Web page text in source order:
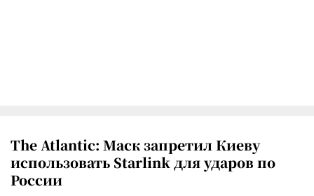
The Atlantic: Маск запретил Киеву
использовать Starlink для ударов по
России